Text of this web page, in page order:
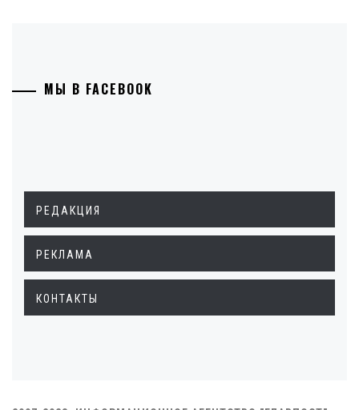
МЫ В FACEBOOK
РЕДАКЦИЯ
РЕКЛАМА
КОНТАКТЫ